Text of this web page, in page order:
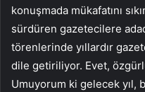
konuşmada mükafatını
sürdüren gazetecilere
törenlerinde yıllardır
dile getiriliyor. Evet,
Umuyorum ki gelecek yıl,